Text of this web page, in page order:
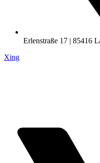
Erlenstraße 17 | 85416
Xing